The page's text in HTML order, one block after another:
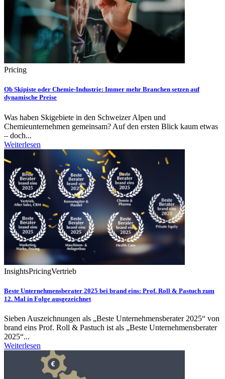
Pricing
Ob Skipiste oder Chemie-Industrie: Immer mehr Branchen setzen auf
dynamische Preise
Was haben Skigebiete in den Schweizer Alpen und
Chemieunternehmen gemeinsam? Auf den ersten Blick kaum etwas
– doch...
Weiterlesen
InsightsPricingVertrieb
Beste Unternehmensberater 2025 bei brand eins: Prof. Roll & Pastuch zum
12. Mal in Folge ausgezeichnet
Sieben Auszeichnungen als „Beste Unternehmensberater 2025“ von
brand eins Prof. Roll & Pastuch ist als „Beste Unternehmensberater
2025“...
Weiterlesen